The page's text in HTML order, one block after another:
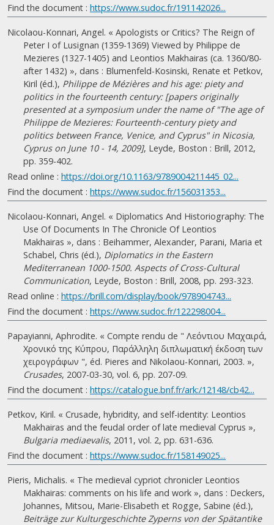
Find the document : https://www.sudoc.fr/191142026...
Nicolaou-Konnari, Angel. « Apologists or Critics? The Reign of
Peter I of Lusignan (1359-1369) Viewed by Philippe de
Mezieres (1327-1405) and Leontios Makhairas (ca. 1360/80-
after 1432) », dans : Blumenfeld-Kosinski, Renate et Petkov,
Kiril (éd.), Philippe de Mézières and his age: piety and
politics in the fourteenth century: [papers originally
presented at a symposium under the name of "The age of
Philippe de Mezieres: Fourteenth-century piety and
politics between France, Venice, and Cyprus" in Nicosia,
Cyprus on June 10 - 14, 2009], Leyde, Boston : Brill, 2012,
pp. 359-402.
Read online : https://doi.org/10.1163/9789004211445_02...
Find the document : https://www.sudoc.fr/156031353...
Nicolaou-Konnari, Angel. « Diplomatics And Historiography: The
Use Of Documents In The Chronicle Of Leontios
Makhairas », dans : Beihammer, Alexander, Parani, Maria et
Schabel, Chris (éd.), Diplomatics in the Eastern
Mediterranean 1000-1500. Aspects of Cross-Cultural
Communication, Leyde, Boston : Brill, 2008, pp. 293-323.
Read online : https://brill.com/display/book/978904743...
Find the document : https://www.sudoc.fr/122298004...
Papayianni, Aphrodite. « Compte rendu de " Λεόντιου Μαχαιρά,
Χρονικό της Κύπρου, Παράλληλη διπλωματική έκδοση των
χειρογράφων ", éd. Pieres and Nikolaou-Konnari, 2003. »,
Crusades, 2007-03-30, vol. 6, pp. 207-09.
Find the document : https://catalogue.bnf.fr/ark:/12148/cb42...
Petkov, Kiril. « Crusade, hybridity, and self-identity: Leontios
Makhairas and the feudal order of late medieval Cyprus »,
Bulgaria mediaevalis, 2011, vol. 2, pp. 631-636.
Find the document : https://www.sudoc.fr/158149025...
Pieris, Michalis. « The medieval cypriot chronicler Leontios
Makhairas: comments on his life and work », dans : Deckers,
Johannes, Mitsou, Marie-Elisabeth et Rogge, Sabine (éd.),
Beiträge zur Kulturgeschichte Zyperns von der Spätantike